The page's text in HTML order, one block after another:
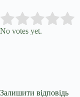
Rate this item:
No votes yet.
Залишити відповідь